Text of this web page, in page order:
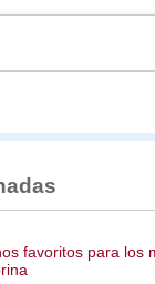
favoritos para los